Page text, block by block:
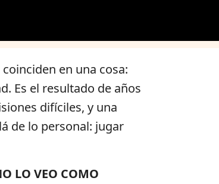
en una cosa:
Es el resultado de años
difíciles, y una
de lo personal: jugar
LO VEO COMO